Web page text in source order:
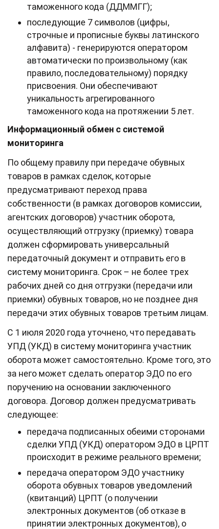
таможенного кода (ДДММГГ);
последующие 7 символов (цифры,
строчные и прописные буквы латинского
алфавита) - генерируются оператором
автоматически по произвольному (как
правило, последовательному) порядку
присвоения. Они обеспечивают
уникальность агрегированного
таможенного кода на протяжении 5 лет.
Информационный обмен с системой
мониторинга
По общему правилу при передаче обувных
товаров в рамках сделок, которые
предусматривают переход права
собственности (в рамках договоров комиссии,
агентских договоров) участник оборота,
осуществляющий отгрузку (приемку) товара
должен сформировать универсальный
передаточный документ и отправить его в
систему мониторинга. Срок – не более трех
рабочих дней со дня отгрузки (передачи или
приемки) обувных товаров, но не позднее дня
передачи этих обувных товаров третьим лицам.
С 1 июля 2020 года уточнено, что передавать
УПД (УКД) в систему мониторинга участник
оборота может самостоятельно. Кроме того, это
за него может сделать оператор ЭДО по его
поручению на основании заключенного
договора. Договор должен предусматривать
следующее:
передача подписанных обеими сторонами
сделки УПД (УКД) оператором ЭДО в ЦРПТ
происходит в режиме реального времени;
передача оператором ЭДО участнику
оборота обувных товаров уведомлений
(квитанций) ЦРПТ (о получении
электронных документов (об отказе в
принятии электронных документов), о